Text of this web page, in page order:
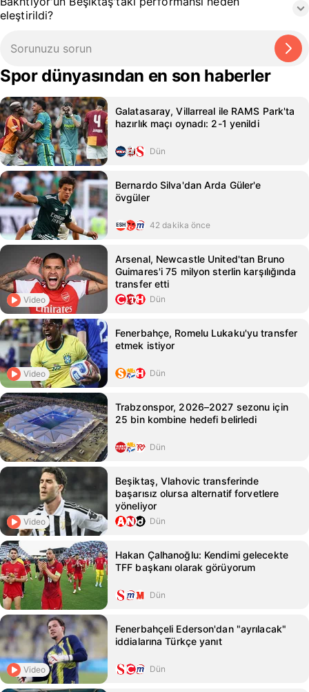
eleştirildi?
Spor dünyasından en son haberler
Galatasaray, Villarreal ile RAMS Park'ta
hazırlık maçı oynadı: 2-1 yenildi
Dün
Bernardo Silva'dan Arda Güler'e
övgüler
42 dakika önce
Video
Arsenal, Newcastle United'tan Bruno
Guimares'i 75 milyon sterlin karşılığında
transfer etti
Dün
Video
Fenerbahçe, Romelu Lukaku'yu transfer
etmek istiyor
Dün
Trabzonspor, 2026–2027 sezonu için
25 bin kombine hedefi belirledi
Dün
Video
Beşiktaş, Vlahovic transferinde
başarısız olursa alternatif forvetlere
yöneliyor
Dün
Hakan Çalhanoğlu: Kendimi gelecekte
TFF başkanı olarak görüyorum
Dün
Video
Fenerbahçeli Ederson'dan "ayrılacak"
iddialarına Türkçe yanıt
Dün